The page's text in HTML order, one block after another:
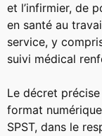
et l’infirmier, de
en santé au
service, y
suivi médical
Le décret
format
SPST, dans le